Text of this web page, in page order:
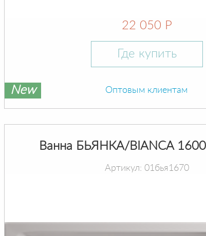
22 050 Р
Где купить
New Оптовым клиентам
Ванна БЬЯНКА/BIANCA
Артикул: 01бья1670